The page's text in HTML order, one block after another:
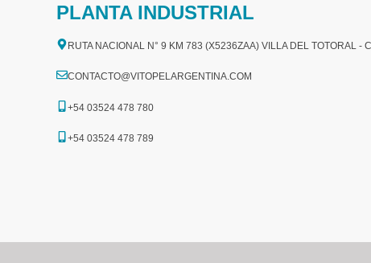
PLANTA INDUSTRIAL
RUTA NACIONAL N° 9 KM 783 (X5236ZAA) VILLA DEL TOTORAL -
CONTACTO@VITOPELARGENTINA.COM
+54 03524 478 780​
+54 03524 478 789​